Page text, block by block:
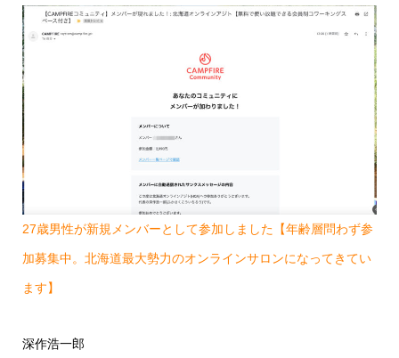
27歳男性が新規メンバーとして参加しました【年齢層問わず参
加募集中。北海道最大勢力のオンラインサロンになってきてい
ます】
深作浩一郎